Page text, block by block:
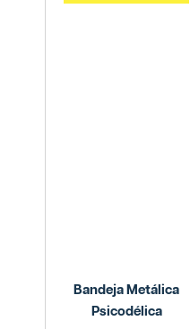
Bandeja Metálica
Psicodélica